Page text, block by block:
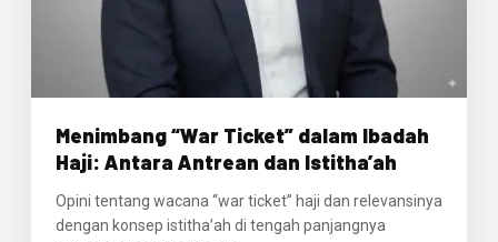
Menimbang “War Ticket” dalam Ibadah
Haji: Antara Antrean dan Istitha’ah
Opini tentang wacana “war ticket” haji dan relevansinya
dengan konsep istitha’ah di tengah panjangnya